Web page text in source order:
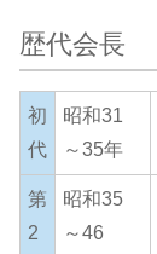
歴代会長
初
代
昭和31
～35年
第
2
昭和35
～46